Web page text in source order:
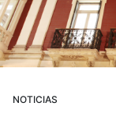
NOTICIAS